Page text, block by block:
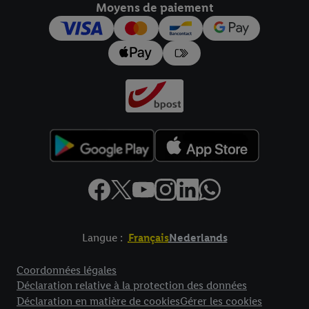
Moyens de paiement
Langue : FrançaisNederlands
Coordonnées légales
Déclaration relative à la protection des données
Déclaration en matière de cookiesGérer les cookies
pour l’avenir dans notredéclaration relative à la protection des
données
Vous trouverez les impressions ici.